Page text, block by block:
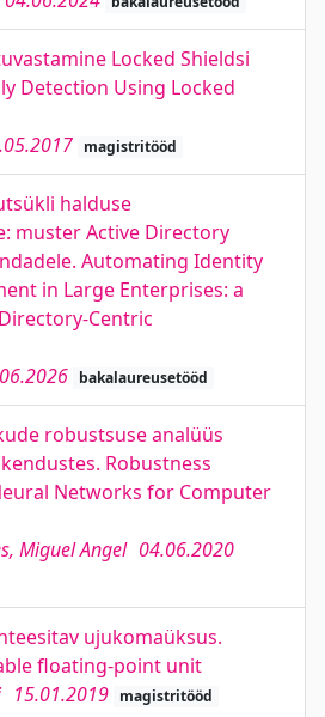
Locked Shieldsi
Detection Using Locked
magistritööd
halduse
muster Active Directory
Automating Identity
in Large Enterprises: a
Centric
bakalaureusetööd
robustsuse analüüs
Robustness
Networks for Computer
Miguel Angel 04.06.2020
ujukomaüksus.
floating-point unit
15.01.2019 magistritööd